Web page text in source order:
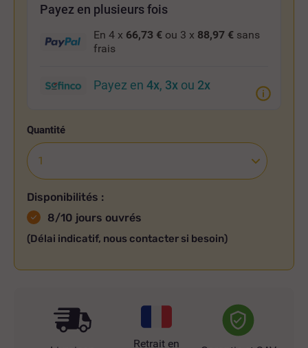
Payez en plusieurs fois
En 4 x 66,73 € ou 3 x 88,97 € sans
frais
Payez en 4x, 3x ou 2x
Quantité
Disponibilités :
8/10 jours ouvrés
(Délai indicatif, nous contacter si besoin)
Retrait en